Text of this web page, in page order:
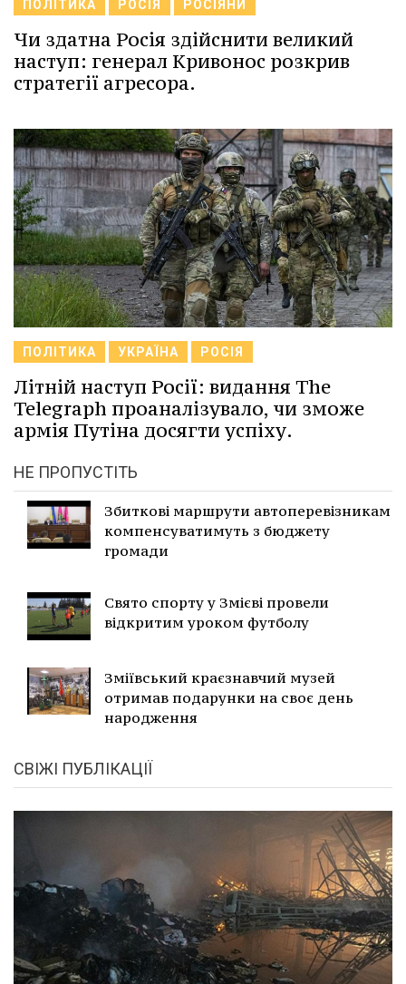
ПОЛІТИКА РОСІЯ РОСІЯНИ
Чи здатна Росія здійснити великий
наступ: генерал Кривонос розкрив
стратегії агресора.
ПОЛІТИКА УКРАЇНА РОСІЯ
Літній наступ Росії: видання The
Telegraph проаналізувало, чи зможе
армія Путіна досягти успіху.
НЕ ПРОПУСТІТЬ
Збиткові маршрути автоперевізникам
компенсуватимуть з бюджету
громади
Свято спорту у Змієві провели
відкритим уроком футболу
Зміївський краєзнавчий музей
отримав подарунки на своє день
народження
СВІЖІ ПУБЛІКАЦІЇ